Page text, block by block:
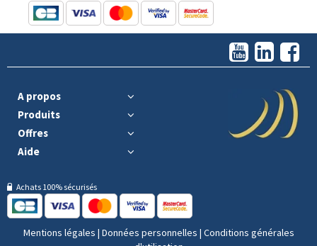
A propos
Produits
Offres
Aide
Achats 100% sécurisés
Mentions légales | Données personnelles | Conditions générales